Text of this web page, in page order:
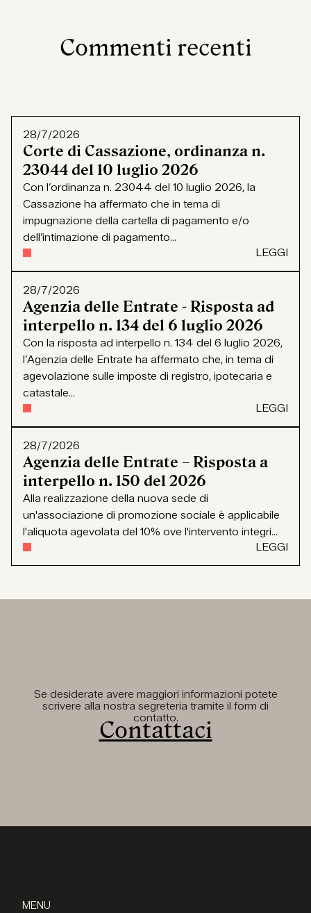
Commenti recenti
28/7/2026
Corte di Cassazione, ordinanza n.
23044 del 10 luglio 2026
Con l’ordinanza n. 23044 del 10 luglio 2026, la
Cassazione ha affermato che in tema di
impugnazione della cartella di pagamento e/o
dell’intimazione di pagamento...
LEGGI
28/7/2026
Agenzia delle Entrate - Risposta ad
interpello n. 134 del 6 luglio 2026
Con la risposta ad interpello n. 134 del 6 luglio 2026,
l’Agenzia delle Entrate ha affermato che, in tema di
agevolazione sulle imposte di registro, ipotecaria e
catastale...
LEGGI
28/7/2026
Agenzia delle Entrate – Risposta a
interpello n. 150 del 2026
Alla realizzazione della nuova sede di
un'associazione di promozione sociale è applicabile
l'aliquota agevolata del 10% ove l'intervento integri...
LEGGI
Se desiderate avere maggiori informazioni potete
scrivere alla nostra segreteria tramite il form di
contatto.
Contattaci
MENU